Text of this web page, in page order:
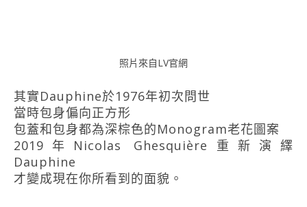
照片來自LV官網
其實Dauphine於1976年初次問世
當時包身偏向正方形
包蓋和包身都為深棕色的Monogram老花圖案
2019年Nicolas Ghesquière重新演繹
Dauphine
才變成現在你所看到的面貌。